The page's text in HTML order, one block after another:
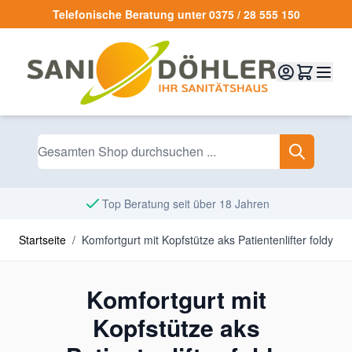
Zum Inhalt springen
Telefonische Beratung unter 0375 / 28 555 150
Top Beratung seit über 18 Jahren
Startseite / Komfortgurt mit Kopfstütze aks Patientenlifter foldy
Komfortgurt mit
Kopfstütze aks